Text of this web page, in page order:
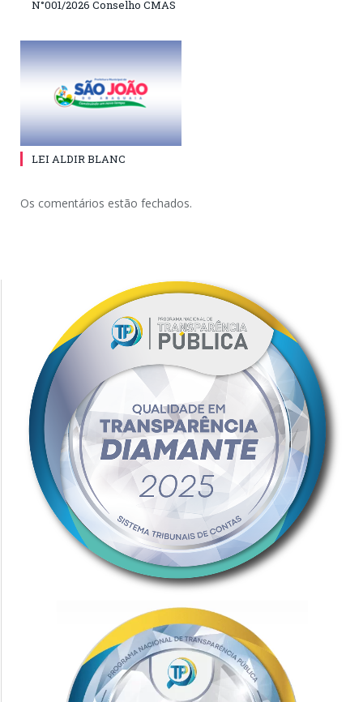
N°001/2026 Conselho CMAS
LEI ALDIR BLANC
Os comentários estão fechados.